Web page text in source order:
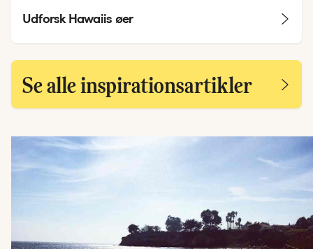
Udforsk Hawaiis øer
Se alle inspirationsartikler